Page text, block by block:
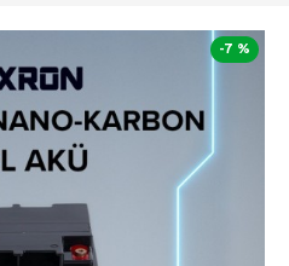
-7 %